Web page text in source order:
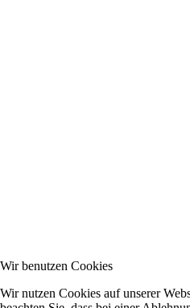
Wir benutzen Cookies
Wir nutzen Cookies auf unserer